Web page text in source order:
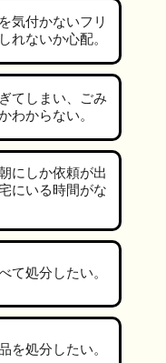
気付かないフリ
れないか心配。
てしまい、ごみ
わからない。
にしか依頼が出
にいる時間がな
て処分したい。
を処分したい。